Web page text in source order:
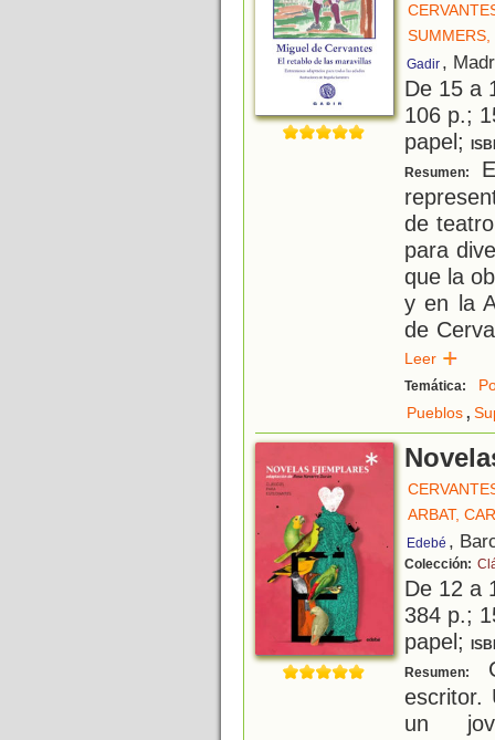
SUMMERS,
Gadir ,
De 15 a
106 p.;
papel;
Resumen:
de
para
que la
y en la
de
Leer
Temática:
Pueblos,
ARBAT,
Edebé ,
Colección:
De 12 a
384 p.;
papel;
Resumen:
escritor.
un